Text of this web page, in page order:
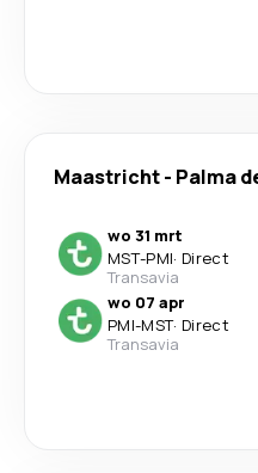
Maastricht- Palma
wo 31 mrt
MST-PMI· Direct
Transavia
wo 07 apr
PMI-MST· Direct
Transavia